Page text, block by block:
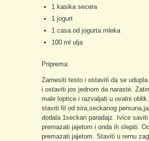
1 kasika secera
1 jogurt
1 casa od jogurta mleka
100 ml ulja
Priprema:
Zamesiti testo i ostaviti da se
i ostaviti jos jednom da naraste.
male loptice i razvaljati u ovalni
staviti fil od sira,seckanog
dodala 1seckan paradajz. Ivice
premazati jajetom i onda ih slepiti.
premazati jajetom. Staviti u rernu